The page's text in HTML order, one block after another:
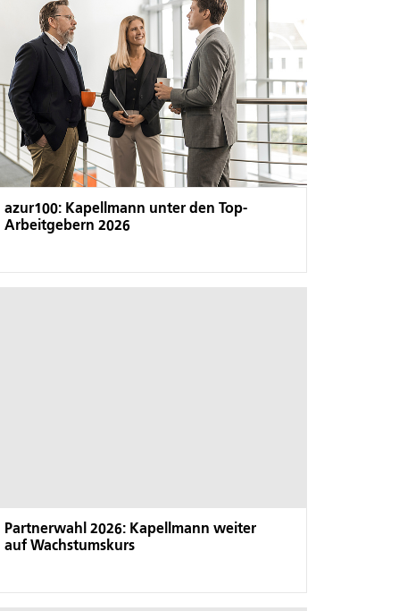
azur100: Kapellmann unter den Top-
Arbeitgebern 2026
Partnerwahl 2026: Kapellmann weiter
auf Wachstumskurs